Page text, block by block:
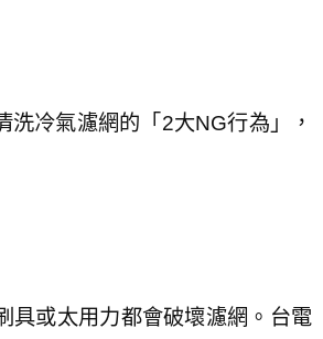
冷氣濾網的「2大NG行為」，
具或太用力都會破壞濾網。台電